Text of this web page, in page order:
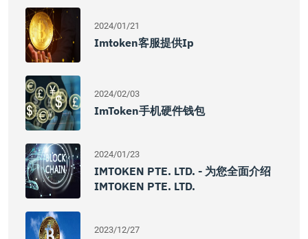
2024/01/21
Imtoken客服提供ip
2024/02/03
ImToken手机硬件钱包
2024/01/23
IMTOKEN PTE. LTD. - 为您全面介绍
IMTOKEN PTE. LTD.
2023/12/27